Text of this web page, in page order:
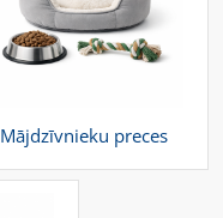
Mājdzīvnieku preces